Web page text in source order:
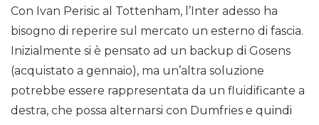
Con Ivan Perisic al Tottenham, l’Inter adesso ha
bisogno di reperire sul mercato un esterno di fascia.
Inizialmente si è pensato ad un backup di Gosens
(acquistato a gennaio), ma un’altra soluzione
potrebbe essere rappresentata da un fluidificante a
destra, che possa alternarsi con Dumfries e quindi